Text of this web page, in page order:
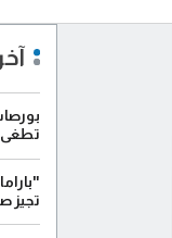
تطغى
تجيز صفقة